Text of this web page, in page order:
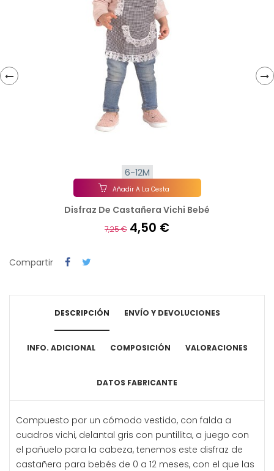
6-12M
Añadir A La Cesta
Disfraz De Castañera Vichi Bebé
7,25 € 4,50 €
Compartir
DESCRIPCIÓN ENVÍO Y DEVOLUCIONES
INFO. ADICIONAL COMPOSICIÓN VALORACIONES
DATOS FABRICANTE
Compuesto por un cómodo vestido, con falda a
cuadros vichi, delantal gris con puntillita, a juego con
el pañuelo para la cabeza, tenemos este disfraz de
castañera para bebés de 0 a 12 meses, con el que las